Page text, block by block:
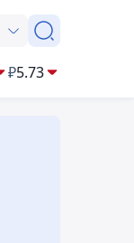
₽5.73